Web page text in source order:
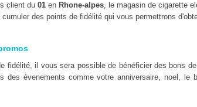
client du 01en Rhone-alpes, le magasin de cigarette
des points de fidélité qui vous permettrons
fidélité, il vous sera possible de bénéficier des bons
des évenements comme votre anniversaire, noel,